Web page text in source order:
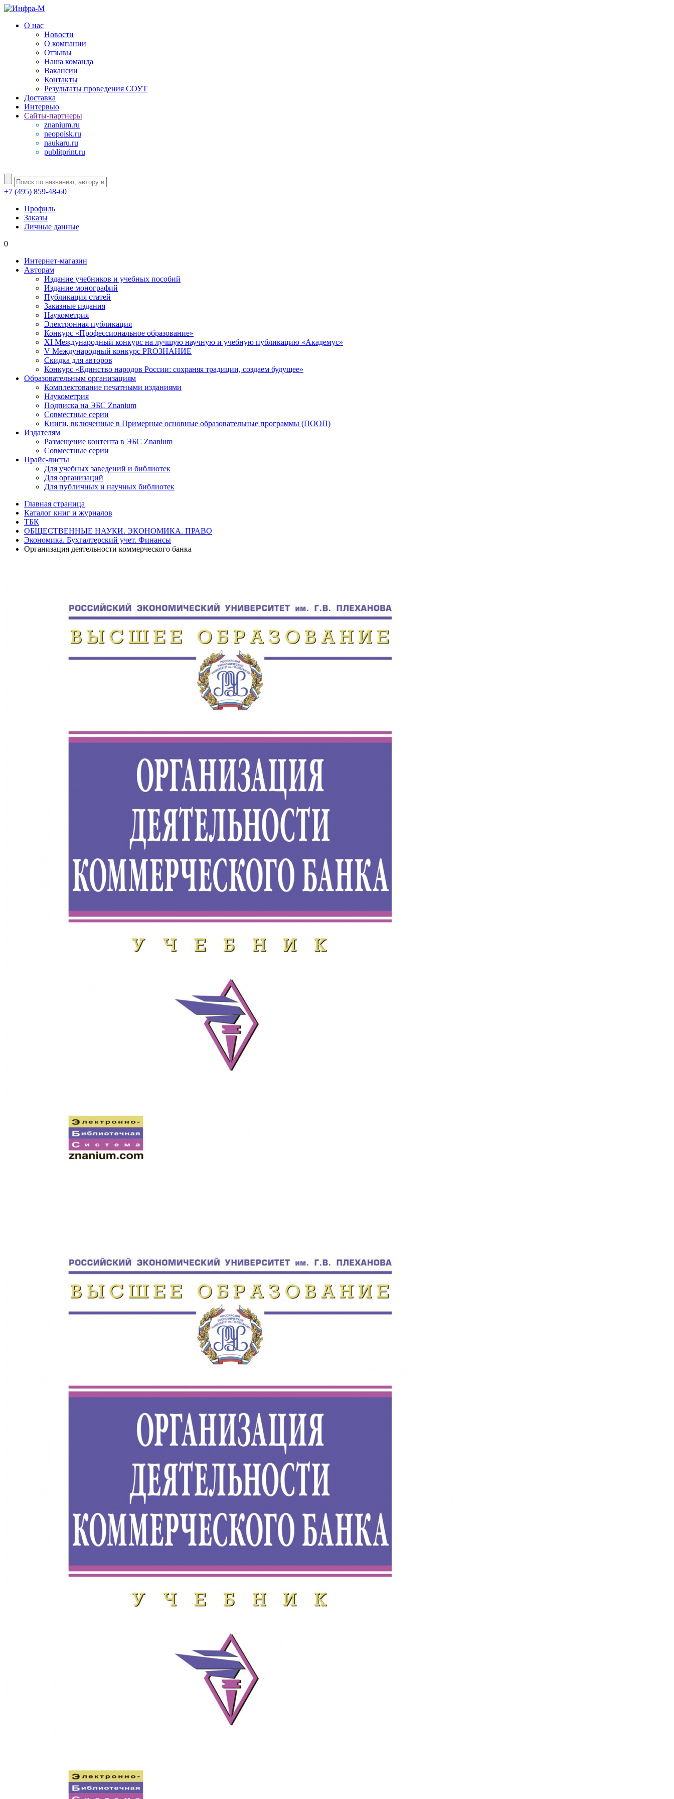
О нас
Новости
О компании
Отзывы
Наша команда
Вакансии
Контакты
Результаты проведения СОУТ
Доставка
Интервью
Сайты-партнеры
znanium.ru
neopoisk.ru
naukaru.ru
publitprint.ru
+7 (495) 859-48-60
Профиль
Заказы
Личные данные
0
Интернет-магазин
Авторам
Издание учебников и учебных пособий
Издание монографий
Публикация статей
Заказные издания
Наукометрия
Электронная публикация
Конкурс «Профессиональное образование»
XI Международный конкурс на лучшую научную и учебную публикацию «Академус»
V Международный конкурс PROЗНАНИЕ
Скидка для авторов
Конкурс «Единство народов России: сохраняя традиции, создаем будущее»
Образовательным организациям
Комплектование печатными изданиями
Наукометрия
Подписка на ЭБС Znanium
Совместные серии
Книги, включенные в Примерные основные образовательные программы (ПООП)
Издателям
Размещение контента в ЭБС Znanium
Совместные серии
Прайс-листы
Для учебных заведений и библиотек
Для организаций
Для публичных и научных библиотек
Главная страница
Каталог книг и журналов
ТБК
ОБЩЕСТВЕННЫЕ НАУКИ. ЭКОНОМИКА. ПРАВО
Экономика. Бухгалтерский учет. Финансы
Организация деятельности коммерческого банка